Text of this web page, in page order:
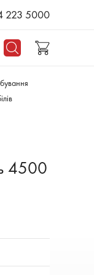
223 5000
4500